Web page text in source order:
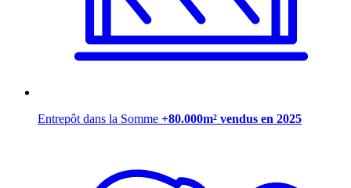
Entrepôt dans la Somme +80.000m² vendus en 2025